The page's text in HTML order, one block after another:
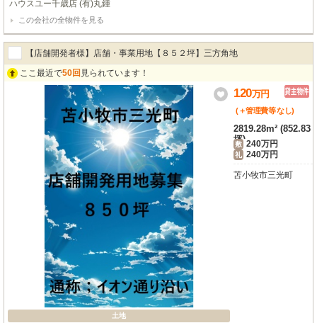
浴室乾燥機,洗面所独立 ○エアコン:有り,暖房(ガス暖房),床暖房:有り,洗濯機置
き場:有り(室内) ○インターホン:TV付,防犯カメラ,オートロック:有り,BS,CAT
V,CS:有り,インターネット:高速ネット,インターネット:対応 ○水道:その他,排
水:その他,ガス種類:都市ガス,法人:可,24時間換気システム,フローリング:一部フ
ローリング,ベランダ,ウォークインクローゼット:有り,シューズボックス:有り,
トランクルーム,宅配ボックス,ロードヒーティング
ハウスユー千歳店 (有)丸鍾
この会社の全物件を見る
【店舗開発者様】店舗・事業用地【８５２坪】三方角地
ここ最近で50回 見られています！
土地
120万円
(＋管理費等なし)
2819.28m² (852.83
坪)
敷 240万円
礼 240万円
苫小牧市三光町